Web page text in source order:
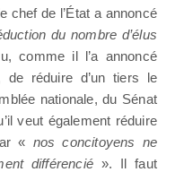
chef de l’État a annoncé
du nombre d’élus
comme il l’a annoncé
réduire d’un tiers le
nationale, du Sénat
veut également réduire
« nos concitoyens ne
différencié ». Il faut